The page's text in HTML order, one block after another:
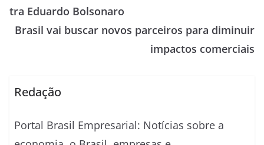
tra Eduardo Bolsonaro
Brasil vai buscar novos parceiros para diminuir
impactos comerciais
Redação
Portal Brasil Empresarial: Notícias sobre a